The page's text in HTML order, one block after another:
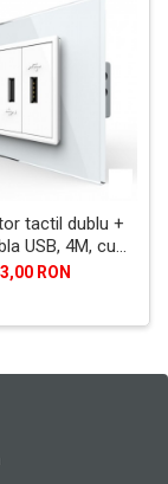
tactil dublu +
USB, 4M, cu
sticla, Livolo
RON